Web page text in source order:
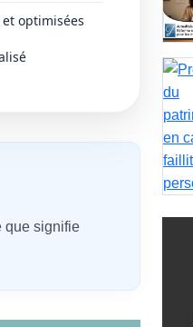
optimisées
que signifie